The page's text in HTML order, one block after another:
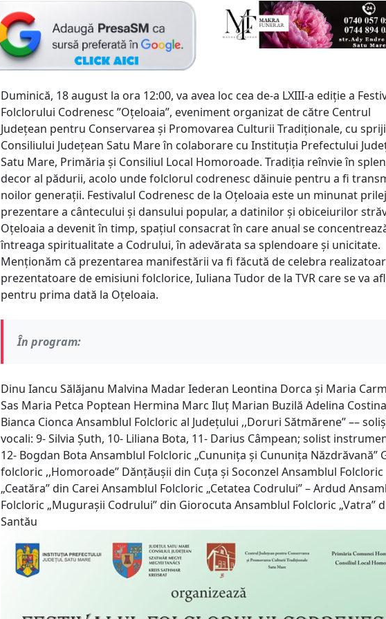
Duminică, 18 august la ora 12:00, va avea loc cea de-a LXIII-a ediție a
Folclorului Codrenesc ”Oțeloaia”, eveniment organizat de către Centrul
Județean pentru Conservarea și Promovarea Culturii Tradiționale, cu
Consiliului Județean Satu Mare în colaborare cu Instituția Prefectului
Satu Mare, Primăria și Consiliul Local Homoroade. Tradiţia reînvie în
decor al pădurii, acolo unde folclorul codrenesc dăinuie pentru a fi
noilor generaţii. Festivalul Codrenesc de la Oţeloaia este un minunat
prezentare a cântecului şi dansului popular, a datinilor şi obiceiurilor
Oțeloaia a devenit în timp, spațiul consacrat în care anual se
întreaga spiritualitate a Codrului, în adevărata sa splendoare și unicitate.
Menționăm că prezentarea manifestării va fi făcută de celebra
prezentatoare de emisiuni folclorice, Iuliana Tudor de la TVR care se va
pentru prima dată la Oțeloaia.
În program:
Dinu Iancu Sălăjanu Malvina Madar Iederan Leontina Dorca și Maria
Sas Maria Petca Poptean Hermina Marc Iluț Marian Buzilă Adelina Costina
Bianca Cionca Ansamblul Folcloric al Județului ,,Doruri Sătmărene’’ ––
vocali: 9- Silvia Șuth, 10- Liliana Bota, 11- Darius Câmpean; solist
12- Bogdan Bota Ansamblul Folcloric „Cununița și Cununița Năzdrăvană”
folcloric ,,Homoroade’’ Dănțăușii din Cuța și Soconzel Ansamblul Folcloric
„Ceatăra” din Carei Ansamblul Folcloric „Cetatea Codrului” – Ardud
Folcloric „Mugurașii Codrului” din Giorocuta Ansamblul Folcloric „Vatra”
Santău